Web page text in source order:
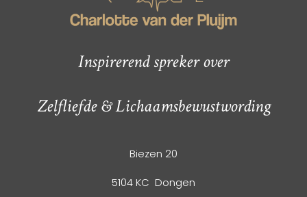
Inspirerend spreker over
Zelfliefde & Lichaamsbewustwording
Biezen 20
5104 KC Dongen